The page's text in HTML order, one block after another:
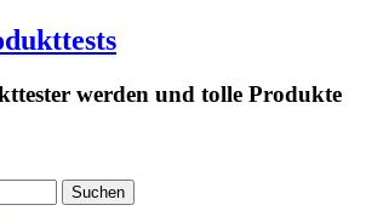
werden und tolle Produkte